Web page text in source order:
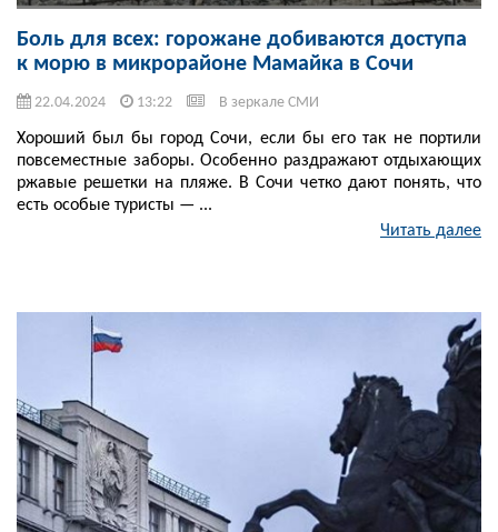
Боль для всех: горожане добиваются доступа
к морю в микрорайоне Мамайка в Сочи
22.04.2024 13:22 В зеркале СМИ
Хороший был бы город Сочи, если бы его так не портили
повсеместные заборы. Особенно раздражают отдыхающих
ржавые решетки на пляже. В Сочи четко дают понять, что
есть особые туристы — ...
Читать далее